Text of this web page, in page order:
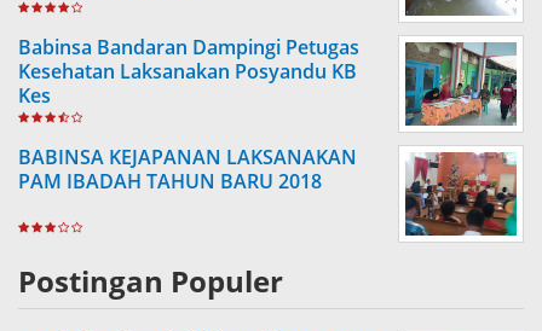
Babinsa Bandaran Dampingi Petugas
Kesehatan Laksanakan Posyandu KB
Kes
BABINSA KEJAPANAN LAKSANAKAN
PAM IBADAH TAHUN BARU 2018
Postingan Populer